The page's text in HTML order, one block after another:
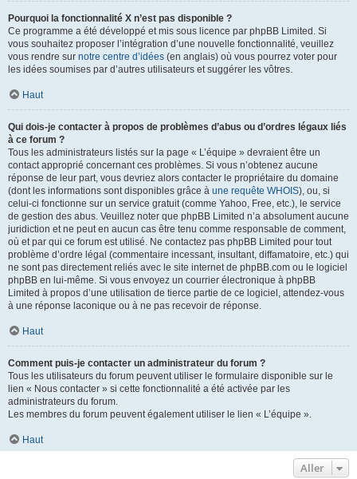
Pourquoi la fonctionnalité X n’est pas disponible ?
Ce programme a été développé et mis sous licence par phpBB Limited. Si
vous souhaitez proposer l’intégration d’une nouvelle fonctionnalité, veuillez
vous rendre sur notre centre d’idées (en anglais) où vous pourrez voter pour
les idées soumises par d’autres utilisateurs et suggérer les vôtres.
Haut
Qui dois-je contacter à propos de problèmes d’abus ou d’ordres légaux liés
à ce forum ?
Tous les administrateurs listés sur la page « L’équipe » devraient être un
contact approprié concernant ces problèmes. Si vous n’obtenez aucune
réponse de leur part, vous devriez alors contacter le propriétaire du domaine
(dont les informations sont disponibles grâce à une requête WHOIS), ou, si
celui-ci fonctionne sur un service gratuit (comme Yahoo, Free, etc.), le service
de gestion des abus. Veuillez noter que phpBB Limited n’a absolument aucune
juridiction et ne peut en aucun cas être tenu comme responsable de comment,
où et par qui ce forum est utilisé. Ne contactez pas phpBB Limited pour tout
problème d’ordre légal (commentaire incessant, insultant, diffamatoire, etc.) qui
ne sont pas directement reliés avec le site internet de phpBB.com ou le logiciel
phpBB en lui-même. Si vous envoyez un courrier électronique à phpBB
Limited à propos d’une utilisation de tierce partie de ce logiciel, attendez-vous
à une réponse laconique ou à ne pas recevoir de réponse.
Haut
Comment puis-je contacter un administrateur du forum ?
Tous les utilisateurs du forum peuvent utiliser le formulaire disponible sur le
lien « Nous contacter » si cette fonctionnalité a été activée par les
administrateurs du forum.
Les membres du forum peuvent également utiliser le lien « L’équipe ».
Haut
Aller